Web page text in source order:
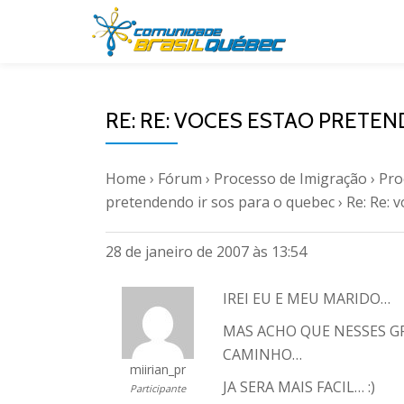
RE: RE: VOCES ESTAO
Home › Fórum › Processo de Imigração ›
pretendendo ir sos para o quebec› Re: Re:
28 de janeiro de 2007 às 13:54
miirian_pr
Participante
IREI EU E MEU MARIDO…
MAS ACHO QUE NESSES
CAMINHO…
JA SERA MAIS FACIL… :)